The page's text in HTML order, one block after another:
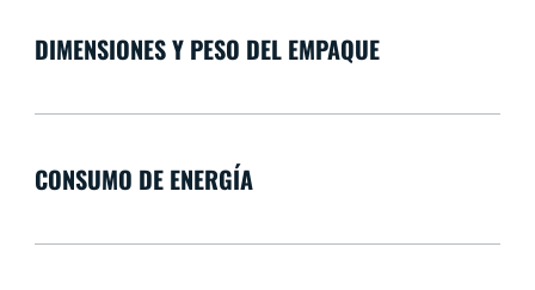
DIMENSIONES Y PESO DEL EMPAQUE
CONSUMO DE ENERGÍA